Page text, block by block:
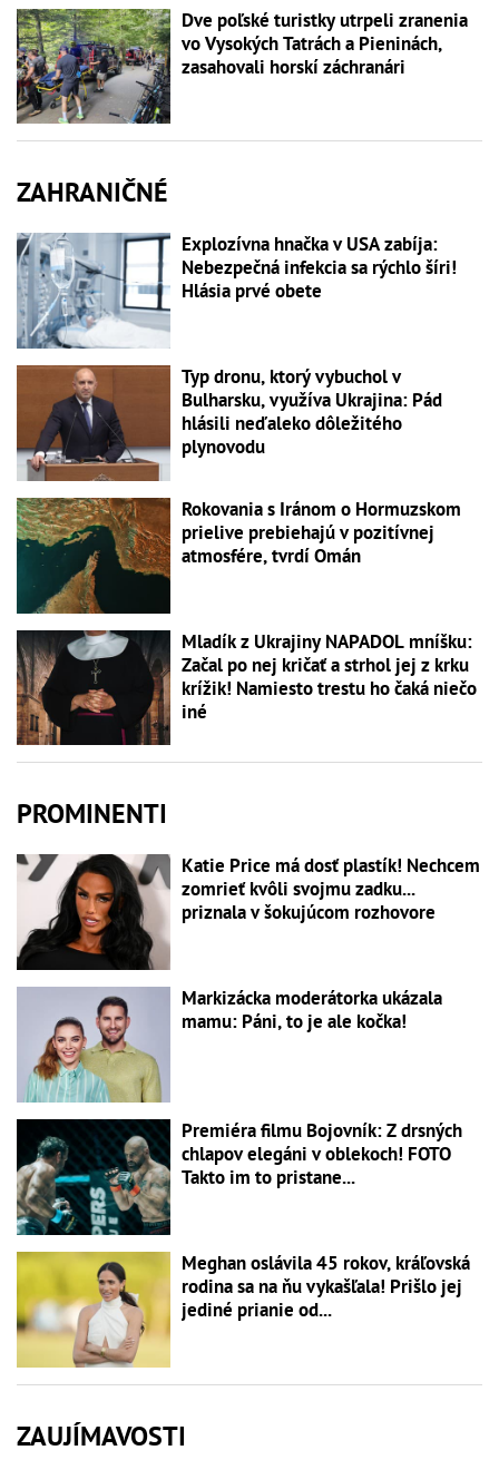
Dve poľské turistky utrpeli zranenia
vo Vysokých Tatrách a Pieninách,
zasahovali horskí záchranári
ZAHRANIČNÉ
Explozívna hnačka v USA zabíja:
Nebezpečná infekcia sa rýchlo šíri!
Hlásia prvé obete
Typ dronu, ktorý vybuchol v
Bulharsku, využíva Ukrajina: Pád
hlásili neďaleko dôležitého
plynovodu
Rokovania s Iránom o Hormuzskom
prielive prebiehajú v pozitívnej
atmosfére, tvrdí Omán
Mladík z Ukrajiny NAPADOL mníšku:
Začal po nej kričať a strhol jej z krku
krížik! Namiesto trestu ho čaká niečo
iné
PROMINENTI
Katie Price má dosť plastík! Nechcem
zomrieť kvôli svojmu zadku...
priznala v šokujúcom rozhovore
Markizácka moderátorka ukázala
mamu: Páni, to je ale kočka!
Premiéra filmu Bojovník: Z drsných
chlapov elegáni v oblekoch! FOTO
Takto im to pristane...
Meghan oslávila 45 rokov, kráľovská
rodina sa na ňu vykašľala! Prišlo jej
jediné prianie od...
ZAUJÍMAVOSTI